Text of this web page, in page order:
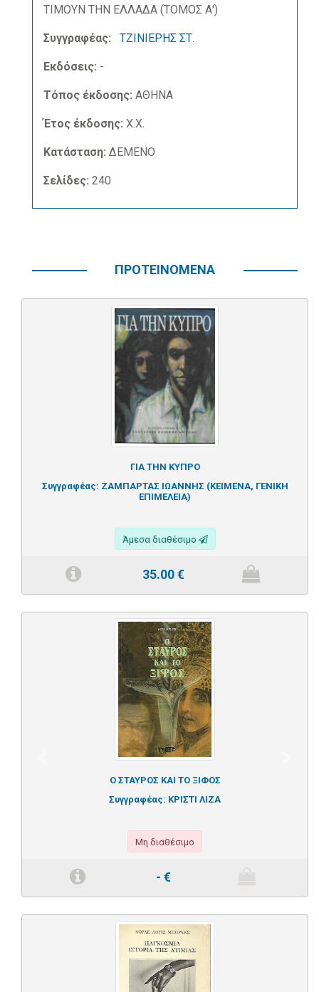
ΤΙΜΟΥΝ ΤΗΝ ΕΛΛΑΔΑ (ΤΟΜΟΣ Α')
Συγγραφέας: ΤΖΙΝΙΕΡΗΣ ΣΤ.
Εκδόσεις: -
Τόπος έκδοσης: ΑΘΗΝΑ
Έτος έκδοσης: Χ.Χ.
Κατάσταση: ΔΕΜΕΝΟ
Σελίδες: 240
ΠΡΟΤΕΙΝΟΜΕΝΑ
ΓΙΑ ΤΗΝ ΚΥΠΡΟ
Συγγραφέας: ΖΑΜΠΑΡΤΑΣ ΙΩΑΝΝΗΣ (ΚΕΙΜΕΝΑ, ΓΕΝΙΚΗ
ΕΠΙΜΕΛΕΙΑ)
Άμεσα διαθέσιμο
35.00€
Ο ΣΤΑΥΡΟΣ ΚΑΙ ΤΟ ΞΙΦΟΣ
Συγγραφέας: ΚΡΙΣΤΙ ΛΙΖΑ
Μη διαθέσιμο
- €